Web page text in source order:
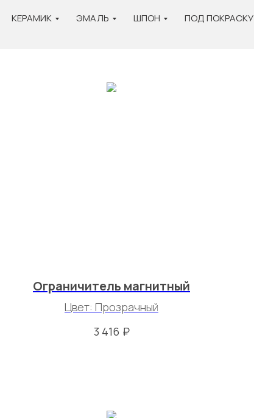
КЕРАМИК ЭМАЛЬ ШПОН ПОД ПОКРАСКУ
Ограничитель магнитный
Цвет: Прозрачный
3 416 ₽